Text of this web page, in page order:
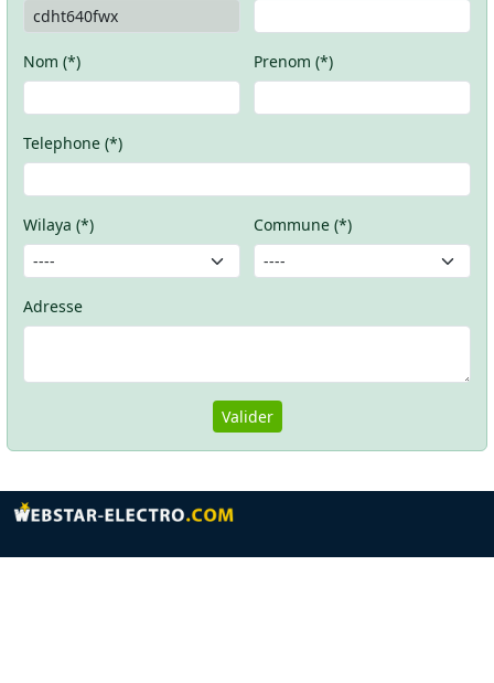
Nom (*) Prenom (*)
Telephone (*)
Wilaya (*) Commune (*)
Adresse